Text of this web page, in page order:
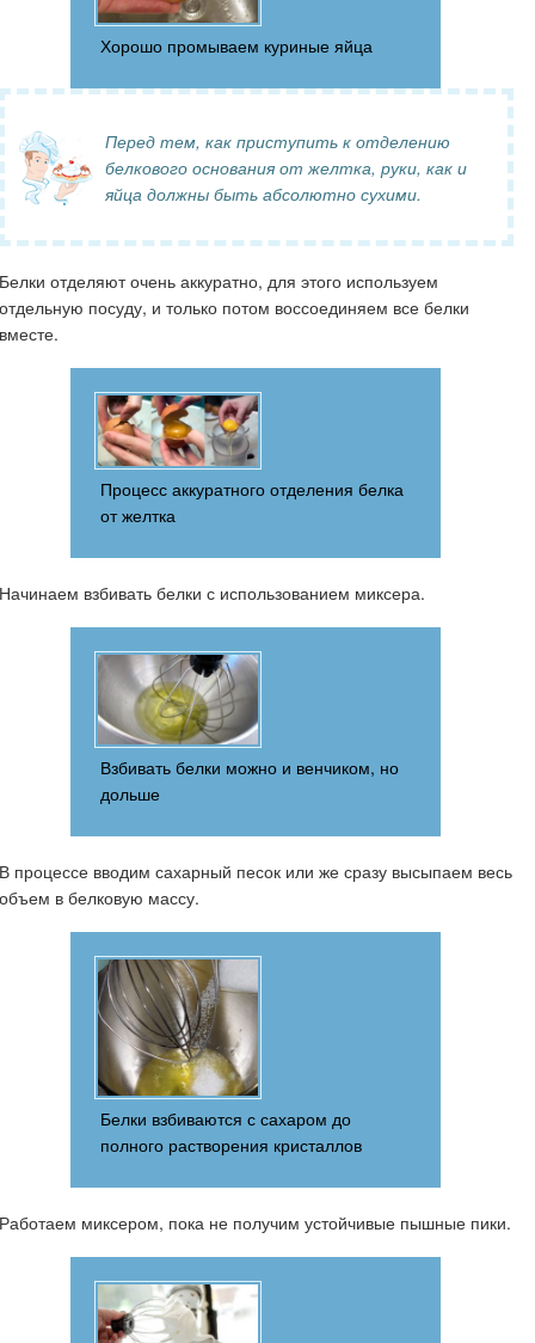
Хорошо промываем куриные яйца
Перед тем, как приступить к отделению
белкового основания от желтка, руки, как и
яйца должны быть абсолютно сухими.
Белки отделяют очень аккуратно, для этого используем
отдельную посуду, и только потом воссоединяем все белки
вместе.
Процесс аккуратного отделения белка
от желтка
Начинаем взбивать белки с использованием миксера.
Взбивать белки можно и венчиком, но
дольше
В процессе вводим сахарный песок или же сразу высыпаем весь
объем в белковую массу.
Белки взбиваются с сахаром до
полного растворения кристаллов
Работаем миксером, пока не получим устойчивые пышные пики.